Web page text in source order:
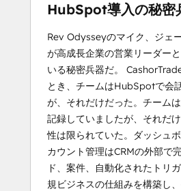
HubSpot導入の秘密
Rev Odysseyのマイク、ジェ
が高成長企業の営業リーダー
いる秘密兵器だ。
とき、チームはHubSpotで会
が、それだけだった。チーム
記録していましたが、それだ
性は限られていた。ダッシュ
カウント管理はCRMの外部で
ド、案件、自動化されたトリ
規ビジネスの仕組みを構築し